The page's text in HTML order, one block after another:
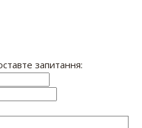
запитання: